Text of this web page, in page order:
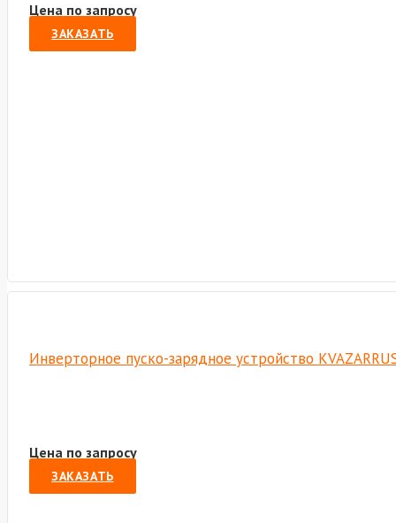
Цена по запросу
ЗАКАЗАТЬ
Инверторное пуско-зарядное устройство
Цена по запросу
ЗАКАЗАТЬ